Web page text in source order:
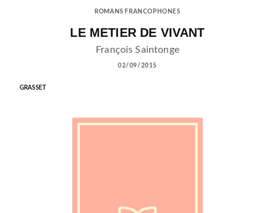
ROMANS FRANCOPHONES
LE METIER DE VIVANT
François Saintonge
02/09/2015
GRASSET